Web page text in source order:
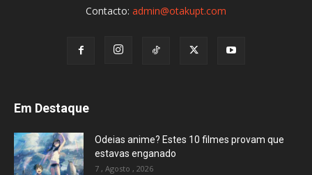
Contacto: admin@otakupt.com
Em Destaque
Odeias anime? Estes 10 filmes provam que
estavas enganado
7 , Agosto , 2026